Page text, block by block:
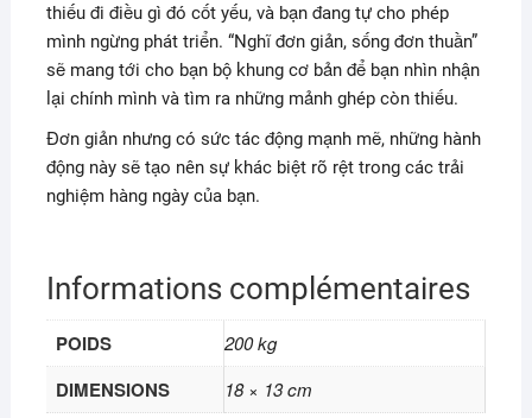
thiếu đi điều gì đó cốt yếu, và bạn đang tự cho phép
mình ngừng phát triển. “Nghĩ đơn giản, sống đơn thuần”
sẽ mang tới cho bạn bộ khung cơ bản để bạn nhìn nhận
lại chính mình và tìm ra những mảnh ghép còn thiếu.
Đơn giản nhưng có sức tác động mạnh mẽ, những hành
động này sẽ tạo nên sự khác biệt rõ rệt trong các trải
nghiệm hàng ngày của bạn.
Informations complémentaires
POIDS 200 kg
DIMENSIONS 18 × 13 cm